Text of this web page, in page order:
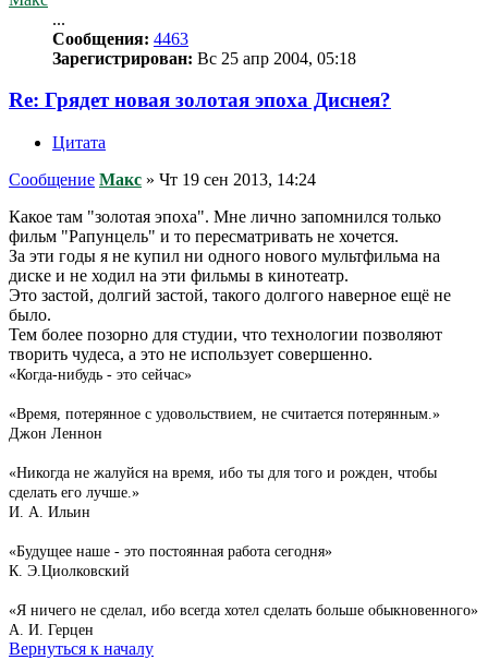
...
Сообщения: 4463
Зарегистрирован: Вс 25 апр 2004, 05:18
Re: Грядет новая золотая эпоха Диснея?
Цитата
Сообщение Макс » Чт 19 сен 2013, 14:24
Какое там "золотая эпоха". Мне лично запомнился только
фильм "Рапунцель" и то пересматривать не хочется.
За эти годы я не купил ни одного нового мультфильма на
диске и не ходил на эти фильмы в кинотеатр.
Это застой, долгий застой, такого долгого наверное ещё не
было.
Тем более позорно для студии, что технологии позволяют
творить чудеса, а это не использует совершенно.
«Когда-нибудь - это сейчас»
«Время, потерянное с удовольствием, не считается потерянным.»
Джон Леннон
«Никогда не жалуйся на время, ибо ты для того и рожден, чтобы
сделать его лучше.»
И. А. Ильин
«Будущее наше - это постоянная работа сегодня»
К. Э.Циолковский
«Я ничего не сделал, ибо всегда хотел сделать больше обыкновенного»
А. И. Герцен
Вернуться к началу